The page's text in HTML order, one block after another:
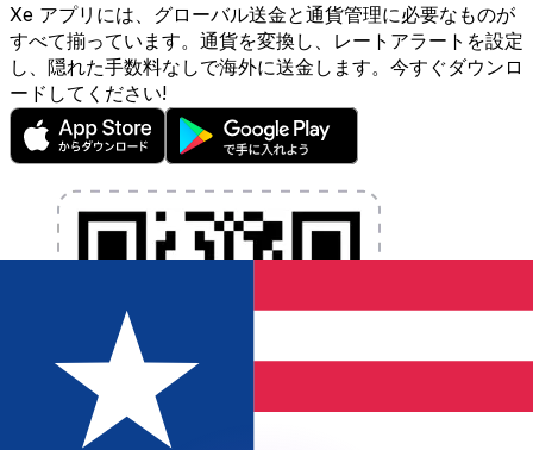
Xe アプリには、グローバル送金と通貨管理に必要なものが
すべて揃っています。通貨を変換し、レートアラートを設定
し、隠れた手数料なしで海外に送金します。今すぐダウンロ
ードしてください!